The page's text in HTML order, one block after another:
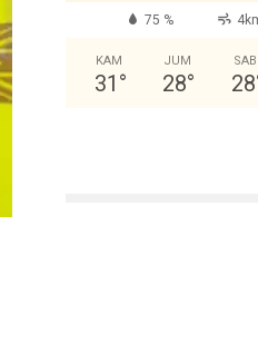
75 %
KAM
31 °
JUM
28°
SAB
28